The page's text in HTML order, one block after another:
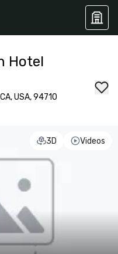
Hotel
USA, 94710
3D Videos